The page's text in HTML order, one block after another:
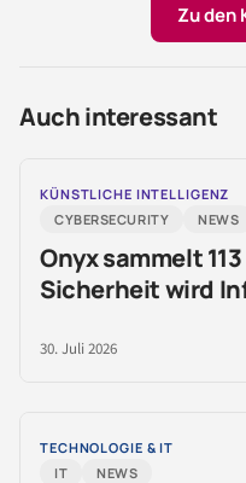
Zu den
Auch interessant
KÜNSTLICHE INTELLIGENZ
CYBERSECURITY
NEWS
Onyx sammelt
Sicherheit wird
30. Juli 2026
TECHNOLOGIE & IT
IT
NEWS